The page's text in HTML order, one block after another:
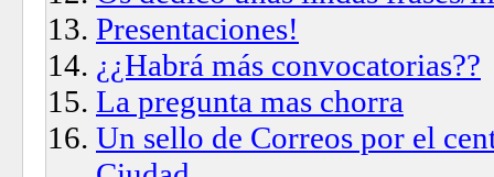
Presentaciones!
¿¿Habrá más convocatorias??
La pregunta mas chorra
Un sello de Correos por el